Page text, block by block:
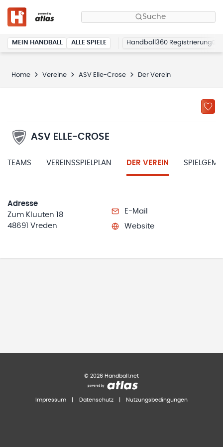
Suche
MEIN HANDBALL ALLE SPIELE Handball360 Registrierung
Home Vereine ASV Elle-Crose Der Verein
ASV ELLE-CROSE
TEAMS VEREINSSPIELPLAN DER VEREIN
Adresse
Zum Kluuten 18
48691 Vreden
E-Mail
Website
© 2026 Handball.net
Impressum Datenschutz Nutzungsbedingungen